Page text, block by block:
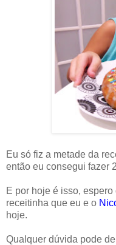
Eu só fiz a metade da
então eu consegui fazer
E por hoje é isso,
receitinha que eu e o
hoje.
Qualquer dúvida pode